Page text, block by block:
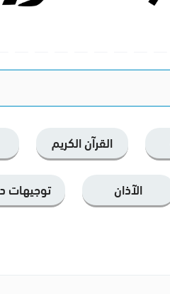
القرآن الكریم
الآذان توجيهات